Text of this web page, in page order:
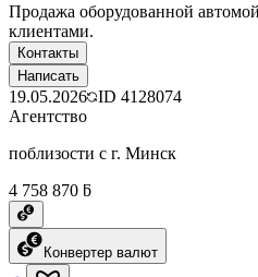
Продажа оборудованной
клиентами.
Контакты
Написать
19.05.2026 ID 4128074
Агентство
поблизости с г. Минск
4 758 870 ƃ
Конвертер валют